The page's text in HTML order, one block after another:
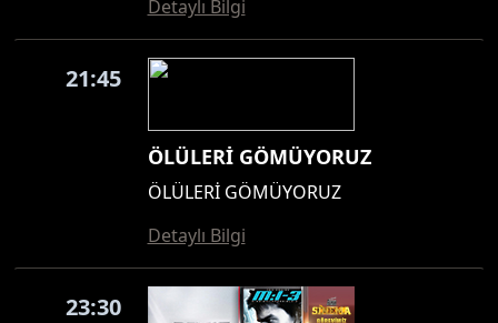
Detaylı Bilgi
21:45
ÖLÜLERİ GÖMÜYORUZ
ÖLÜLERİ GÖMÜYORUZ
Detaylı Bilgi
23:30